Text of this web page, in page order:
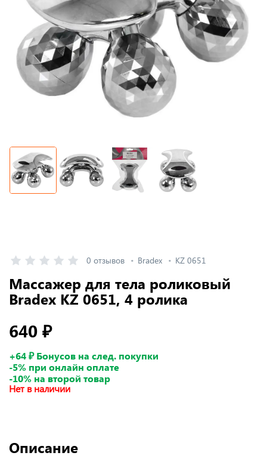
0 отзывов Bradex KZ 0651
Массажер для тела роликовый
Bradex KZ 0651, 4 ролика
640 ₽
+64 ₽ Бонусов на след. покупки
-5% при онлайн оплате
-10% на второй товар
Нет в наличии
Описание